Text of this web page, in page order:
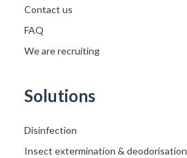
Contact us
FAQ
We are recruiting
Solutions
Disinfection
Insect extermination & deodorisation